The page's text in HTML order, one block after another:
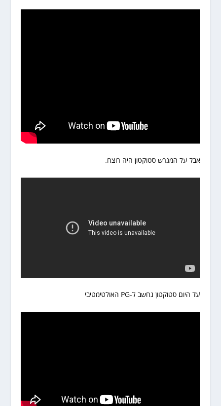
אבל על המגרש סטוקטון היה רוצח.
עד היום סטוקטון נחשב ל-PG האולטימטיבי